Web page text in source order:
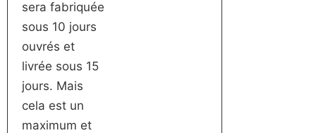
sera fabriquée
sous 10 jours
ouvrés et
livrée sous 15
jours. Mais
cela est un
maximum et